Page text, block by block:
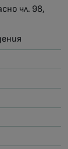
чл. 98,